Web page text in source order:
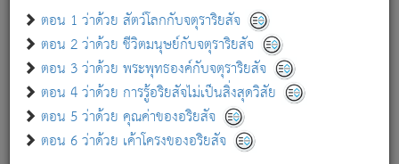
ตอน 1 ว่าด้วย สัตว์โลกกับจตุราริยสัจ
ตอน 2 ว่าด้วย ชีวิตมนุษย์กับจตุราริยสัจ
ตอน 3 ว่าด้วย พระพุทธองค์กับจตุราริยสัจ
ตอน 4 ว่าด้วย การรู้อริยสัจไม่เป็นสิ่งสุดวิสัย
ตอน 5 ว่าด้วย คุณค่าของอริยสัจ
ตอน 6 ว่าด้วย เค้าโครงของอริยสัจ
เขาเพลิดเพลินยิ่งนักในสิ่งใด สิ่งนั้นเป็นภัย (ที่เขาไม่รู้จัก)
เขากลัวต่อสิ่งใดสิ่งนั้นเป็นทุกข์
พรหมจรรย์นี้ อันบุคคลย่อมประพฤติ ก็เพื่อการละขาดซึ่ง
ภพ.
สมณะหรือพราหมณ์เหล่าใด กล่าวความหลุดพ้นจากภพว่า
มีได้เพราะภพ เรากล่าวว่า สมณะหรือพราหมณ์ทั้งปวงนั้น
มิใช่ผู้หลดพ้นจากภพ.